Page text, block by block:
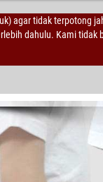
agar tidak terpotong
dahulu. Kami tidak